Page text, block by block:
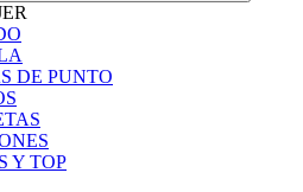
DE PUNTO
Y TOP